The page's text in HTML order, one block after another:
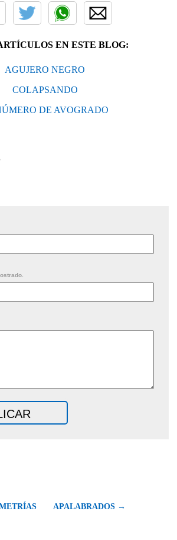
EN ESTE BLOG:
AGUJERO NEGRO
COLAPSANDO
DE AVOGRADO
APALABRADOS →